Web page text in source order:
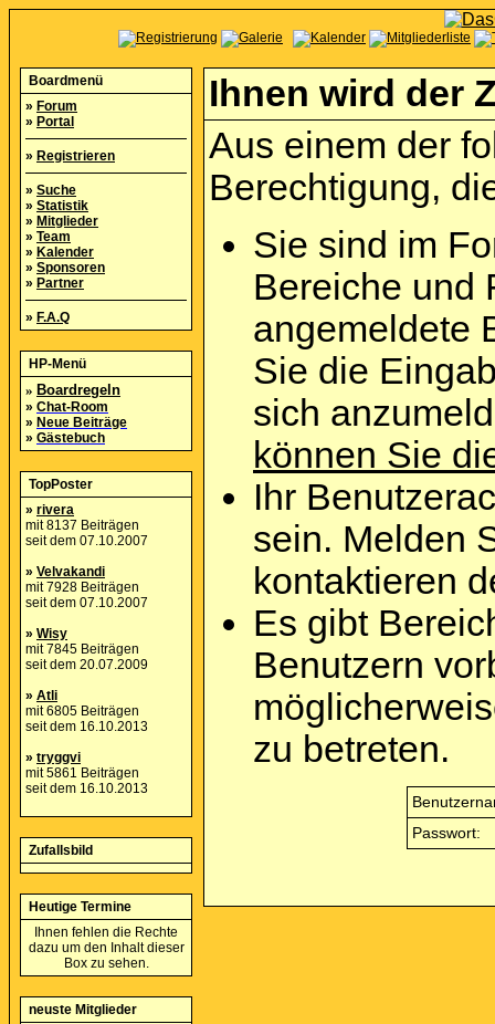
Boardmenü
» Forum
» Portal
» Registrieren
» Suche
» Statistik
» Mitglieder
» Team
» Kalender
» Sponsoren
» Partner
» F.A.Q
HP-Menü
» Boardregeln
» Chat-Room
» Neue Beiträge
» Gästebuch
TopPoster
» rivera
mit 8137 Beiträgen
seit dem 07.10.2007
» Velvakandi
mit 7928 Beiträgen
seit dem 07.10.2007
» Wisy
mit 7845 Beiträgen
seit dem 20.07.2009
» Atli
mit 6805 Beiträgen
seit dem 16.10.2013
» tryggvi
mit 5861 Beiträgen
seit dem 16.10.2013
Zufallsbild
Heutige Termine
Ihnen fehlen die Rechte
dazu um den Inhalt dieser
Box zu sehen.
neuste Mitglieder
Ihnen wird der
Aus einem der
Berechtigung,
Sie sind im
Bereiche und
angemeldete
Sie die
sich
können Sie
Ihr
sein. Melden
kontaktieren
Es gibt
Benutzern
zu betreten.
Passwort: